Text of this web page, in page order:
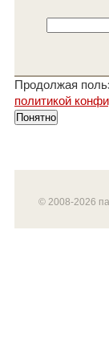
Продолжая
политикой
Понятно
© 2008-2026